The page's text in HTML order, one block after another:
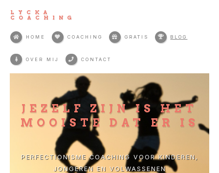
JEZELF ZIJN IS HET
MOOISTE DAT ER IS
PERFECTIONISME COACHING VOOR KINDEREN,
JONGEREN EN VOLWASSENEN
LYCKA
COACHING
HOME COACHING GRATIS BLOG
OVER MIJ CONTACT